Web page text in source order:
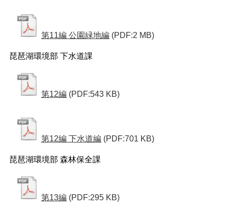
第11編 公園緑地編 (PDF:2 MB)
琵琶湖環境部 下水道課
第12編 (PDF:543 KB)
第12編 下水道編 (PDF:701 KB)
琵琶湖環境部 森林保全課
第13編 (PDF:295 KB)